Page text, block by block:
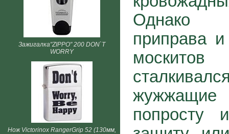
Зажигалка"ZIPPO" 200 DON`T
WORRY
Нож Victorinox RangerGrip 52 (130мм,
Однако
приправа
попросту